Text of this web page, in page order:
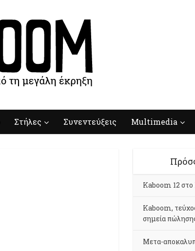
Στήλες Συνεντεύξεις Multimedia
Kaboom 12
Kaboom,
σημεία
Μετα-